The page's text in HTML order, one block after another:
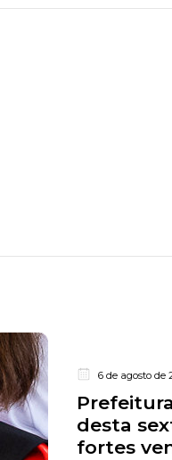
6 de agosto de
desta
fortes